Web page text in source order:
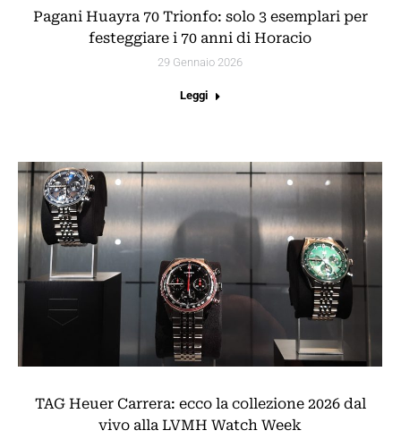
Pagani Huayra 70 Trionfo: solo 3 esemplari per
festeggiare i 70 anni di Horacio
29 Gennaio 2026
Leggi
TAG Heuer Carrera: ecco la collezione 2026 dal
vivo alla LVMH Watch Week